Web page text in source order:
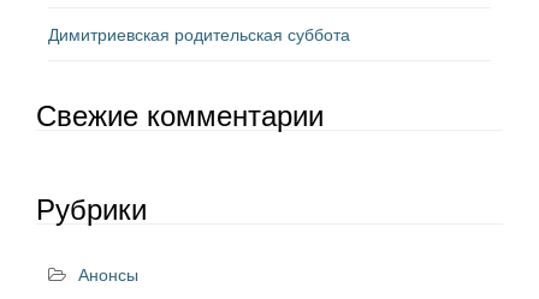
Димитриевская родительская суббота
Свежие комментарии
Рубрики
Анонсы